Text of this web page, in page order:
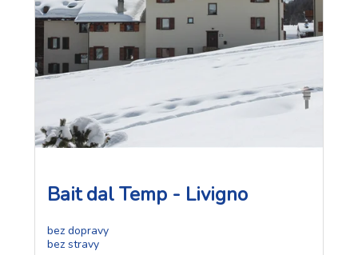
Bait dal Temp - Livigno
bez dopravy
bez stravy